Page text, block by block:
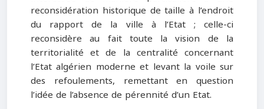
reconsidération historique de taille à l’endroit
du rapport de la ville à l’Etat ; celle-ci
reconsidère au fait toute la vision de la
territorialité et de la centralité concernant
l’Etat algérien moderne et levant la voile sur
des refoulements, remettant en question
l’idée de l’absence de pérennité d’un Etat.